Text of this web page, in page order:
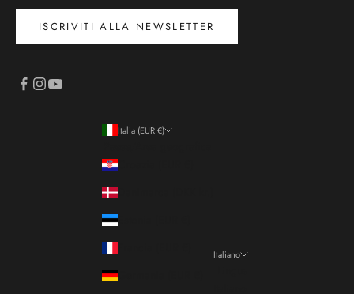
ISCRIVITI ALLA NEWSLETTER
Italia (EUR €)
Croazia (EUR €)
Danimarca (DKK kr.)
Estonia (EUR €)
Francia (EUR €)
Germania (EUR €)
Italiano